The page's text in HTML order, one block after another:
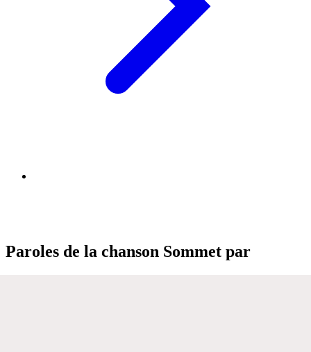
Paroles de la chanson Sommet par